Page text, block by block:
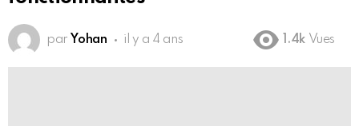
par Yohan il y a 4 ans 1.4k Vues